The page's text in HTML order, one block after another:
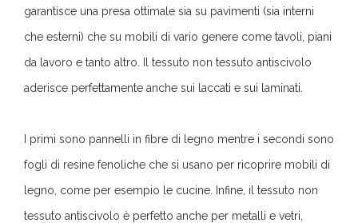
garantisce una presa ottimale sia su pavimenti (sia interni
che esterni) che su mobili di vario genere come tavoli, piani
da lavoro e tanto altro. Il tessuto non tessuto antiscivolo
aderisce perfettamente anche sui laccati e sui laminati.
I primi sono pannelli in fibre di legno mentre i secondi sono
fogli di resine fenoliche che si usano per ricoprire mobili di
legno, come per esempio le cucine. Infine, il tessuto non
tessuto antiscivolo è perfetto anche per metalli e vetri,